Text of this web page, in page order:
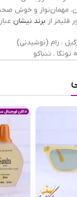
مهمان‌نواز و خوش
از برند نیشان
، رام (نوشیدنی)
، تنباکو